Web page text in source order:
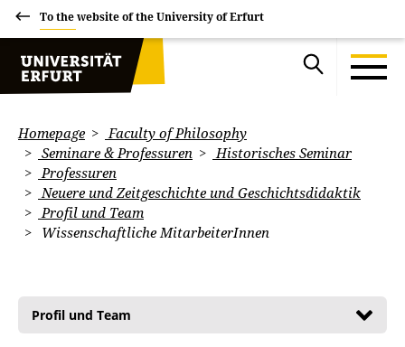
To the website of the University of Erfurt
Homepage
Faculty of Philosophy
Seminare & Professuren
Historisches Seminar
Professuren
Neuere und Zeitgeschichte und Geschichtsdidaktik
Profil und Team
Wissenschaftliche MitarbeiterInnen
Profil und Team